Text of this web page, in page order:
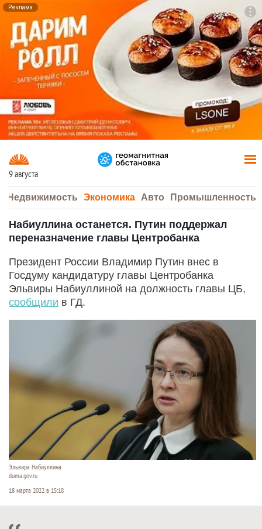
Реклама
9 августа
Недвижимость Экономика Авто Промышленность
Набиуллина останется. Путин поддержал
переназначение главы Центробанка
Президент России Владимир Путин внес в
Госдуму кандидатуру главы Центробанка
Эльвиры Набиуллиной на должность главы ЦБ,
сообщили в ГД.
Эльвира Набиуллина.
duma.gov.ru
18 марта 2022 в 15:18